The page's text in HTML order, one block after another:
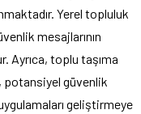
Yerel topluluk
mesajlarının
Ayrıca, toplu taşıma
potansiyel güvenlik
geliştirmeye